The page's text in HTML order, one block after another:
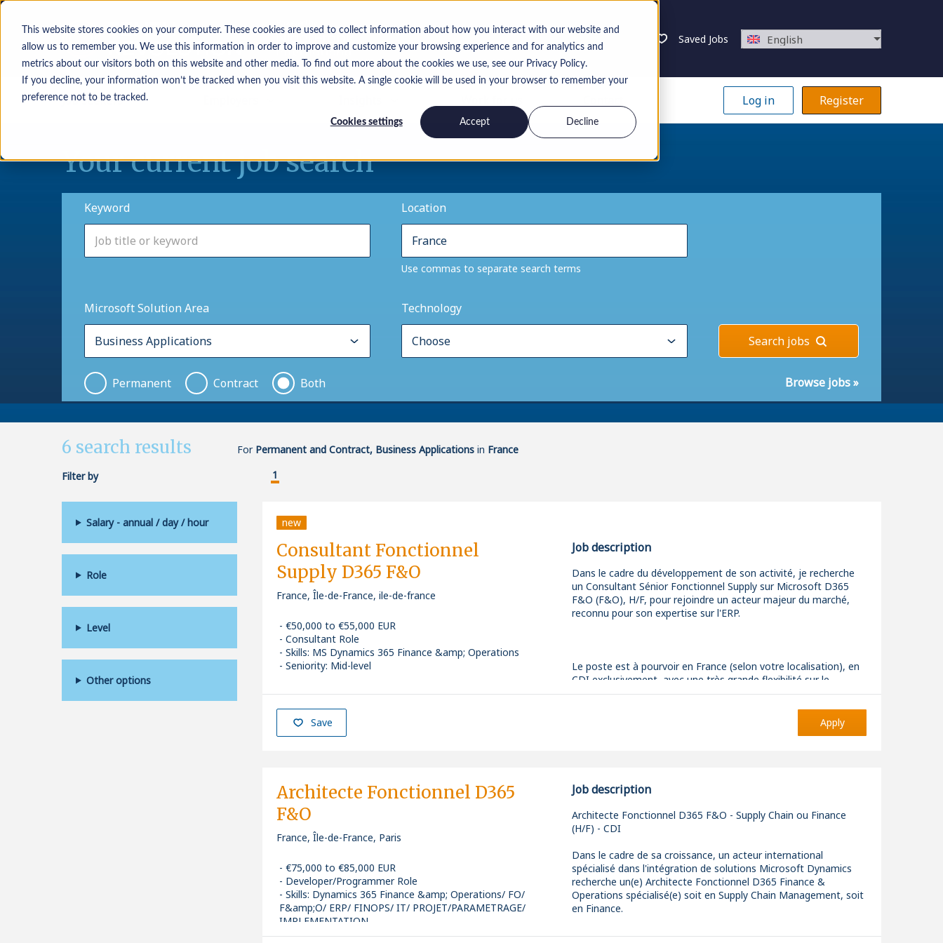
This website stores cookies on your computer. These cookies are used to collect information about how you interact with our website and
allow us to remember you. We use this information in order to improve and customize your browsing experience and for analytics and
metrics about our visitors both on this website and other media. To find out more about the cookies we use, see our Privacy Policy.
If you decline, your information won’t be tracked when you visit this website. A single cookie will be used in your browser to remember your
preference not to be tracked.
Cookies settings Accept Decline
Saved Jobs English
Job seekers Log in Register
Your current job search
Keyword Location
Use commas to separate search terms
Microsoft Solution Area Technology
Permanent Contract Both
Search jobs
Browse jobs»
6 search results For Permanent and Contract, Business Applications in France
1
new
Consultant Fonctionnel
Supply D365 F&O
France, Île-de-France, ile-de-france
€50,000 to €55,000 EUR
Consultant Role
Skills: MS Dynamics 365 Finance &amp; Operations
Seniority: Mid-level
Job description
Dans le cadre du développement de son activité, je recherche
un Consultant Sénior Fonctionnel Supply sur Microsoft D365
F&O (F&O), H/F, pour rejoindre un acteur majeur du marché,
reconnu pour son expertise sur l'ERP.
Le poste est à pourvoir en France (selon votre localisation), en
CDI exclusivement, avec une très grande flexibilité sur le
télétravail.
Vous pourrez intervenir sur des phases projets & TMA.
Votre rôle :
En tant que Consultant Fonctionnel Supply, vous interviendrez
sur l'ensemble du cycle de vie des projets Dynamics 365 F&O, en
accompagnant les clients dans la mise en place et l'optimisation
Save Apply
Architecte Fonctionnel D365
F&O
France, Île-de-France, Paris
€75,000 to €85,000 EUR
Developer/Programmer Role
Skills: Dynamics 365 Finance &amp; Operations/ FO/
F&amp;O/ ERP/ FINOPS/ IT/ PROJET/PARAMETRAGE/
IMPLEMENTATION
Seniority: Mid-level
Job description
Architecte Fonctionnel D365 F&O - Supply Chain ou Finance
(H/F) - CDI
Dans le cadre de sa croissance, un acteur international
spécialisé dans l'intégration de solutions Microsoft Dynamics
recherche un(e) Architecte Fonctionnel D365 Finance &
Operations spécialisé(e) soit en Supply Chain Management, soit
en Finance.
Missions
Filter by
Salary - annual / day / hour
Role
Level
Other options